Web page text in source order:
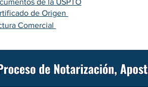
de la USPTO
de Origen
Comercial